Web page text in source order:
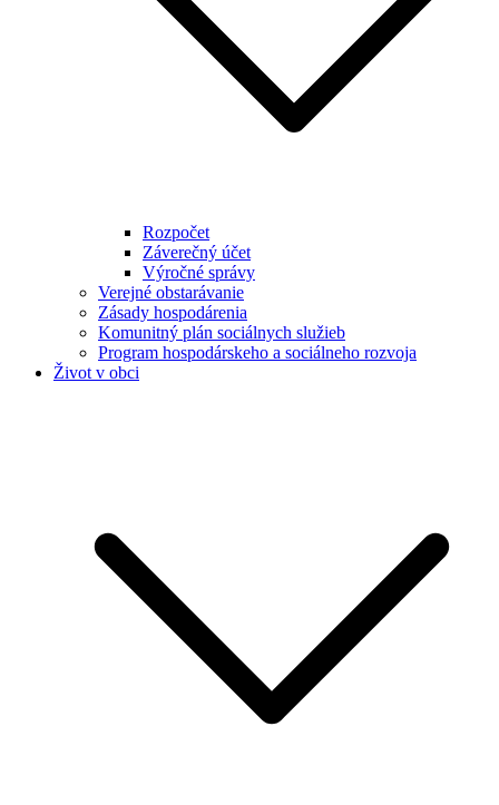
Rozpočet
Záverečný účet
Výročné správy
Verejné obstarávanie
Zásady hospodárenia
Komunitný plán sociálnych služieb
Program hospodárskeho a sociálneho rozvoja
Život v obci